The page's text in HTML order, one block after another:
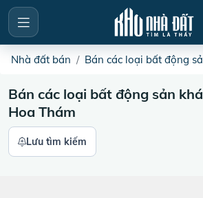
Nhà đất bán Bán các loại bất động
Bán các loại bất động sản
Hoa Thám
Lưu tìm kiếm